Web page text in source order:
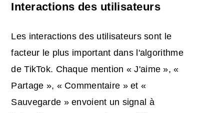
Interactions des utilisateurs
Les interactions des utilisateurs sont le
facteur le plus important dans l'algorithme
de TikTok. Chaque mention « J'aime », «
Partage », « Commentaire » et «
Sauvegarde » envoient un signal à